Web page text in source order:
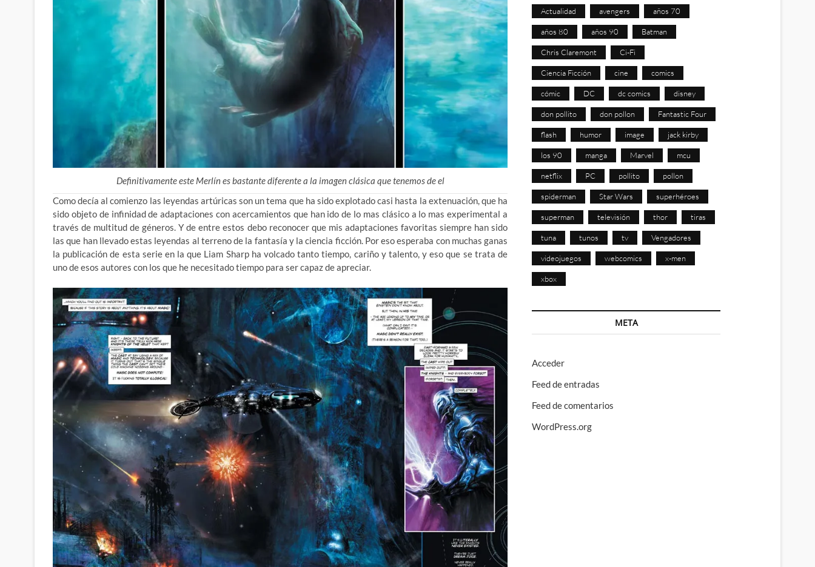
Definitivamente este Merlín es bastante diferente a la imagen clásica que tenemos de el
Como decía al comienzo las leyendas artúricas son un tema que ha sido explotado casi hasta la extenuación, que ha
sido objeto de infinidad de adaptaciones con acercamientos que han ido de lo mas clásico a lo mas experimental a
través de multitud de géneros. Y de entre estos debo reconocer que mis adaptaciones favoritas siempre han sido
las que han llevado estas leyendas al terreno de la fantasía y la ciencia ficción. Por eso esperaba con muchas ganas
la publicación de esta serie en la que Liam Sharp ha volcado tanto tiempo, cariño y talento, y eso que se trata de
uno de esos autores con los que he necesitado tiempo para ser capaz de apreciar.
Actualidad avengers años 70
años 80 años 90 Batman
Chris Claremont Ci-Fi
Ciencia Ficción cine comics
cómic DC dc comics disney
don pollito don pollon Fantastic Four
flash humor image jack kirby
los 90 manga Marvel mcu
netflix PC pollito pollon
spiderman Star Wars superhéroes
superman televisión thor tiras
tuna tunos tv Vengadores
videojuegos webcomics x-men
xbox
META
Acceder
Feed de entradas
Feed de comentarios
WordPress.org